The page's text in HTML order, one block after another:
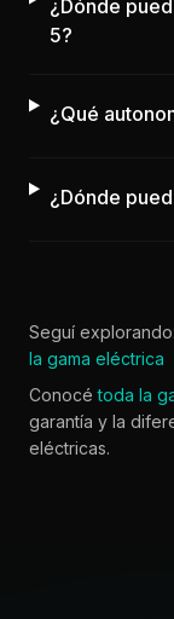
¿Dónde
5?
¿Qué
¿Dónde
Seguí explorando:
la gama eléctrica
Conocé toda la
garantía y la
eléctricas.